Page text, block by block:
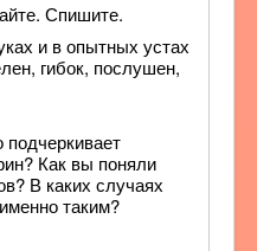
Спишите.
и в опытных устах
гибок, послушен,
подчеркивает
Как вы поняли
В каких случаях
таким?